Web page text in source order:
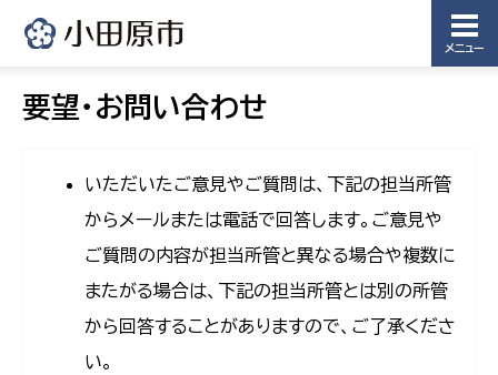
メニュー
要望・お問い合わせ
いただいたご意見やご質問は、下記の担当所管
からメールまたは電話で回答します。ご意見や
ご質問の内容が担当所管と異なる場合や複数に
またがる場合は、下記の担当所管とは別の所管
から回答することがありますので、ご了承くださ
い。